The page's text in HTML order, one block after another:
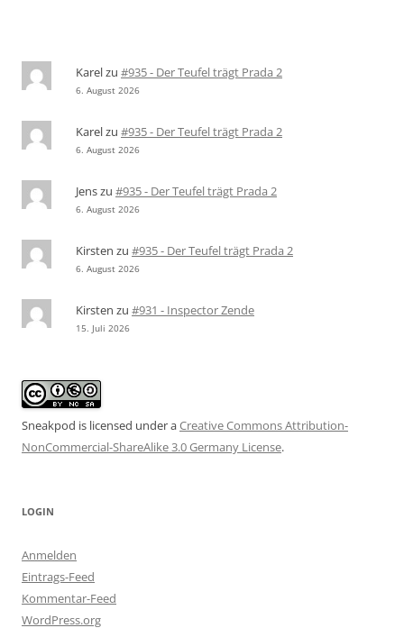
Karelzu #935 - Der Teufel trägt Prada 2
6. August 2026
Karelzu #935 - Der Teufel trägt Prada 2
6. August 2026
Jenszu #935 - Der Teufel trägt Prada 2
6. August 2026
Kirsten zu #935 - Der Teufel trägt Prada 2
6. August 2026
Kirsten zu #931 - Inspector Zende
15. Juli 2026
Sneakpod is licensed under aCreative Commons Attribution-
NonCommercial-ShareAlike 3.0 Germany License.
LOGIN
Anmelden
Eintrags-Feed
Kommentar-Feed
WordPress.org